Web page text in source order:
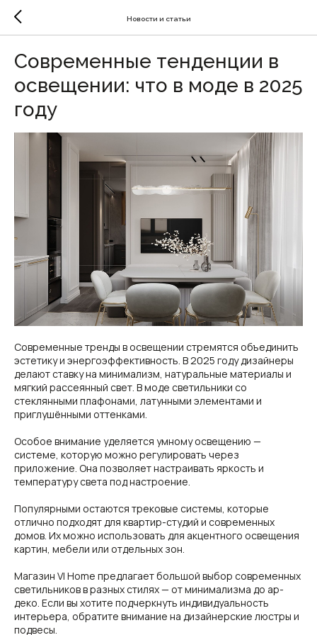
Новости и статьи
Современные тенденции в
освещении: что в моде в 2025
году
Современные тренды в освещении стремятся объединить
эстетику и энергоэффективность. В 2025 году дизайнеры
делают ставку на минимализм, натуральные материалы и
мягкий рассеянный свет. В моде светильники со
стеклянными плафонами, латунными элементами и
приглушёнными оттенками.
Особое внимание уделяется умному освещению —
системе, которую можно регулировать через
приложение. Она позволяет настраивать яркость и
температуру света под настроение.
Популярными остаются трековые системы, которые
отлично подходят для квартир-студий и современных
домов. Их можно использовать для акцентного освещения
картин, мебели или отдельных зон.
Магазин VI Home предлагает большой выбор современных
светильников в разных стилях — от минимализма до ар-
деко. Если вы хотите подчеркнуть индивидуальность
интерьера, обратите внимание на дизайнерские люстры и
подвесы.